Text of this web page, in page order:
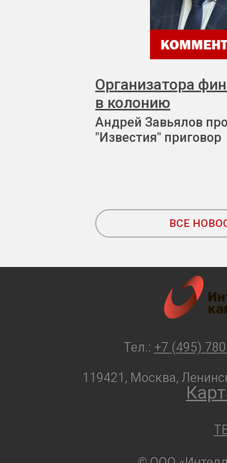
Организатора
в колонию
Андрей Завьялов
"Известия" приговор
ВСЕ
Тел.: +7 (495)
119421, Москва,